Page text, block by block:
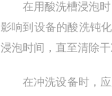
在用酸洗槽浸泡时
影响到设备的酸洗钝
浸泡时间，直至清除干
在冲洗设备时，应